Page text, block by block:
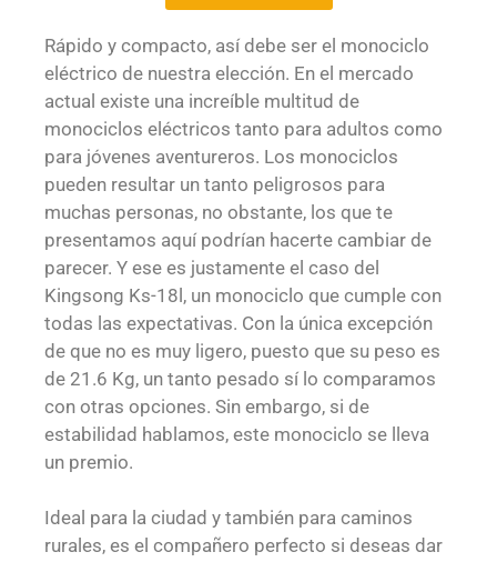
Rápido y compacto, así debe ser el monociclo
eléctrico de nuestra elección. En el mercado
actual existe una increíble multitud de
monociclos eléctricos tanto para adultos como
para jóvenes aventureros. Los monociclos
pueden resultar un tanto peligrosos para
muchas personas, no obstante, los que te
presentamos aquí podrían hacerte cambiar de
parecer. Y ese es justamente el caso del
Kingsong Ks-18l, un monociclo que cumple con
todas las expectativas. Con la única excepción
de que no es muy ligero, puesto que su peso es
de 21.6 Kg, un tanto pesado sí lo comparamos
con otras opciones. Sin embargo, si de
estabilidad hablamos, este monociclo se lleva
un premio.
Ideal para la ciudad y también para caminos
rurales, es el compañero perfecto si deseas dar